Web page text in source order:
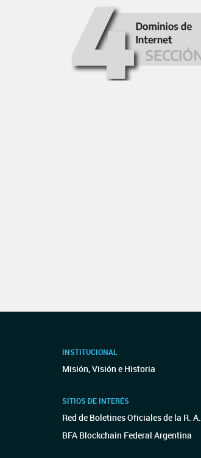
INSTITUCIONAL
Misión, Visión e Historia
SITIOS DE INTERÉS
Red de Boletines Oficiales de la R. A.
BFA Blockchain Federal Argentina